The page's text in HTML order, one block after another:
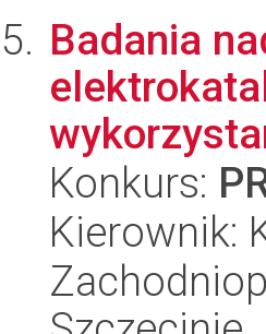
Badania
Konkurs:
Kierownik: